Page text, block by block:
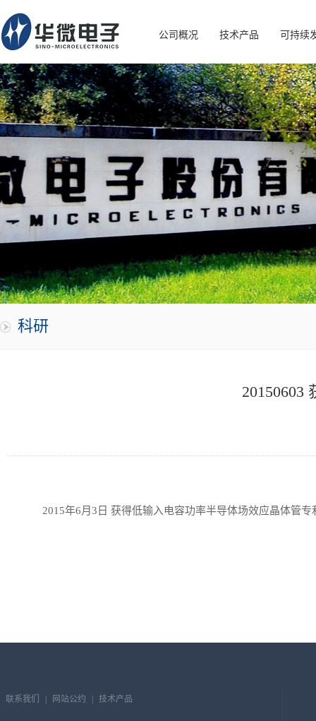
公司概况 技术产品 可持续
科研
20150603
2015年6月 3 日 获得低输入电容功率半导体场效应晶体管专
联系我们 网站公约 技术产品